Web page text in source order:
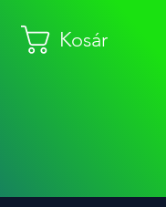
Kosár